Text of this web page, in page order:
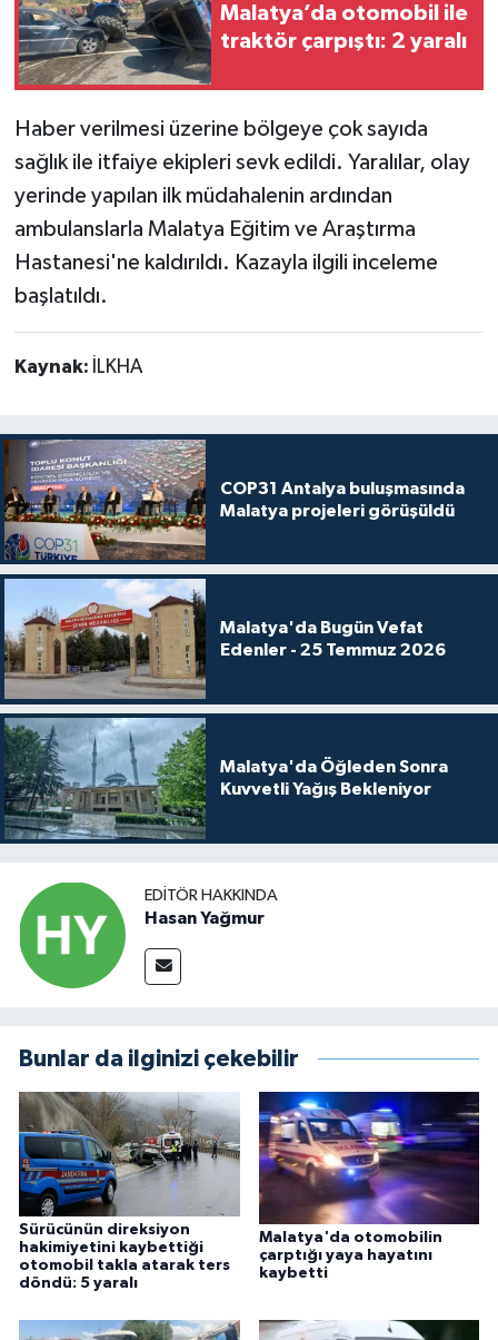
Malatya’da otomobil ile
traktör çarpıştı: 2 yaralı
Haber verilmesi üzerine bölgeye çok sayıda
sağlık ile itfaiye ekipleri sevk edildi. Yaralılar, olay
yerinde yapılan ilk müdahalenin ardından
ambulanslarla Malatya Eğitim ve Araştırma
Hastanesi'ne kaldırıldı. Kazayla ilgili inceleme
başlatıldı.
Kaynak: İLKHA
COP31 Antalya buluşmasında
Malatya projeleri görüşüldü
Malatya'da Bugün Vefat
Edenler - 25 Temmuz 2026
Malatya'da Öğleden Sonra
Kuvvetli Yağış Bekleniyor
EDITÖR HAKKINDA
Hasan Yağmur
Bunlar da ilginizi çekebilir
Sürücünün direksiyon
hakimiyetini kaybettiği
otomobil takla atarak ters
döndü: 5 yaralı
Malatya'da otomobilin
çarptığı yaya hayatını
kaybetti